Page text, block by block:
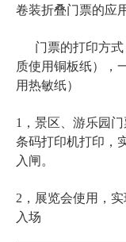
卷装折叠门票的应
门票的打印方式
质使用铜板纸），
用热敏纸）
1，景区、游乐园
条码打印机打印，
入闸。
2，展览会使用，
入场